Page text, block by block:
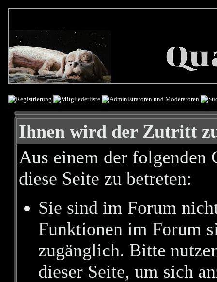
Ihnen wird der Zutritt
Aus einem der folgenden
diese Seite zu betreten:
Sie sind im Forum
Funktionen im Forum
zugänglich. Bitte
dieser Seite, um sich